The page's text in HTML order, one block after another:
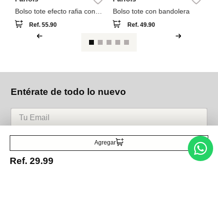
Agregar
Ref. 29.99
Bolso tote efecto rafia con
asas versátiles
Ref.55.90
Bolso tote con bandolera
Ref.49.90
Entérate de todo lo nuevo
Acepto la política de tratamiento de datos personales Suscribirse
Acerca de nosotros